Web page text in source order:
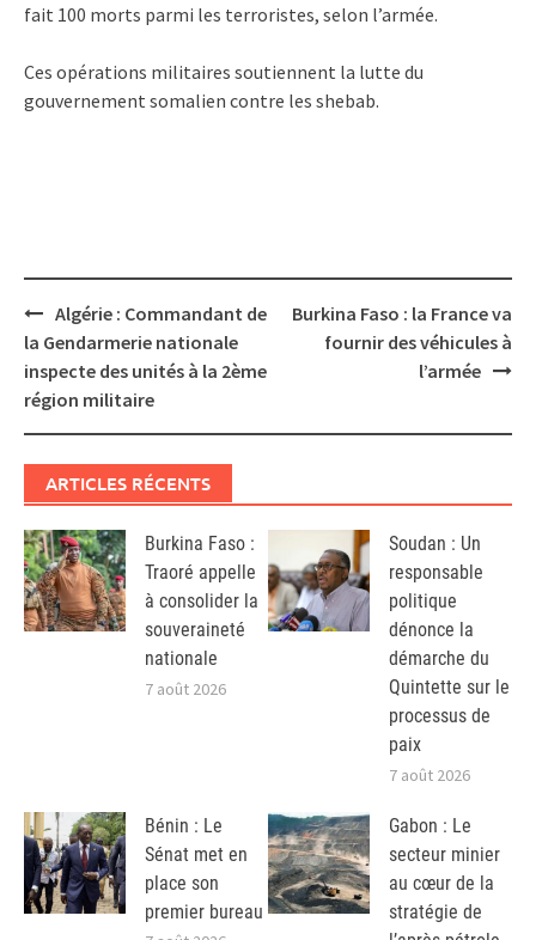
fait 100 morts parmi les terroristes, selon l’armée.
Ces opérations militaires soutiennent la lutte du
gouvernement somalien contre les shebab.
Post
navigation
Algérie : Commandant de
la Gendarmerie nationale
inspecte des unités à la 2ème
région militaire
Burkina Faso : la France va
fournir des véhicules à
l’armée
ARTICLES RÉCENTS
Burkina Faso :
Traoré appelle
à consolider la
souveraineté
nationale
7 août 2026
Soudan : Un
responsable
politique
dénonce la
démarche du
Quintette sur le
processus de
paix
7 août 2026
Bénin : Le
Sénat met en
place son
premier bureau
Gabon : Le
secteur minier
au cœur de la
stratégie de